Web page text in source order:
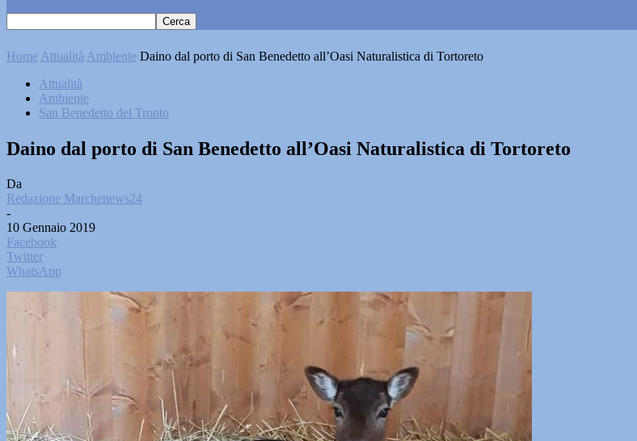
Home Attualità Ambiente Daino dal porto di San Benedetto all’Oasi Naturalistica di Tortoreto
Attualità
Ambiente
San Benedetto del Tronto
Daino dal porto di San Benedetto all’Oasi Naturalistica di Tortoreto
Da
Redazione Marchenews24
-
10 Gennaio 2019
Facebook
Twitter
WhatsApp